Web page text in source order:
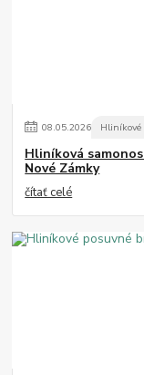
08.05.2026
Hliníková
Nové Zámky
čítať celé